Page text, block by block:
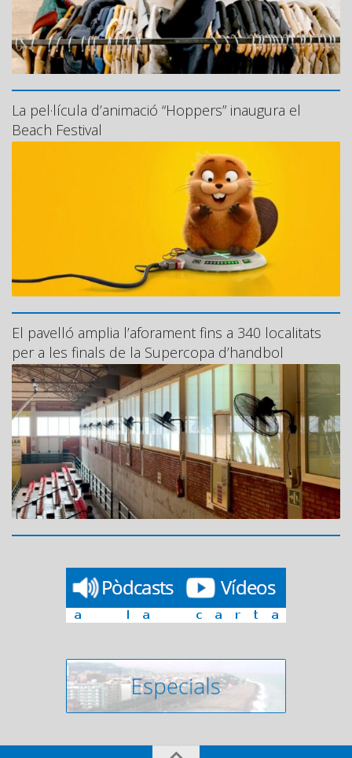
La pel·lícula d’animació “Hoppers” inaugura el
Beach Festival
El pavelló amplia l’aforament fins a 340 localitats
per a les finals de la Supercopa d’handbol